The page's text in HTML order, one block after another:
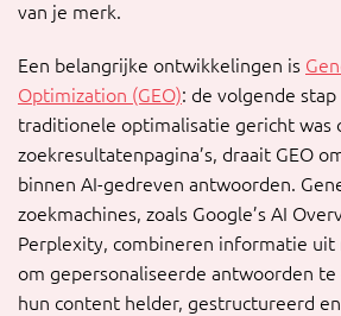
van je merk.
Een belangrijke ontwikkelingen is
Optimization (GEO): de volgende stap
traditionele optimalisatie gericht was
zoekresultatenpagina’s, draait GEO
binnen AI-gedreven antwoorden.
zoekmachines, zoals Google’s AI
Perplexity, combineren informatie uit
om gepersonaliseerde antwoorden
hun content helder, gestructureerd